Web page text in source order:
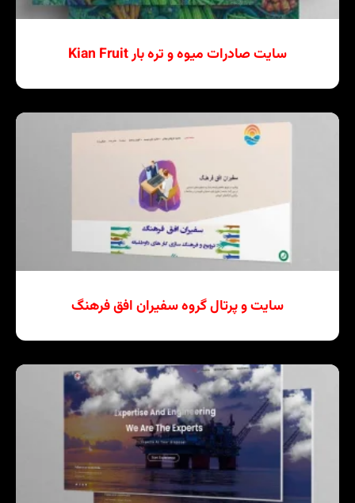
سایت صادرات میوه و تره بار Kian Fruit
سایت و پرتال گروه سفیران افق فرهنگ